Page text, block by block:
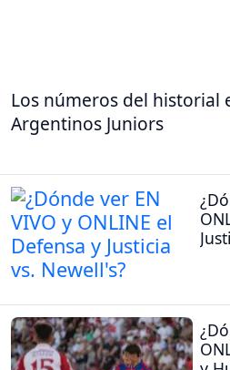
Los números del historial
Argentinos Juniors